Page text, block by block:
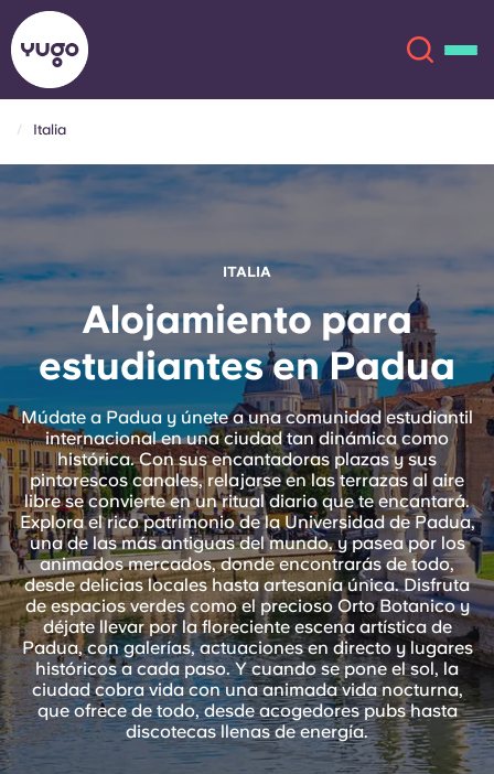
Acerca de
Cuenta Idioma
English (GB)
English (US)
Chinese
Español
Català
Elige un país
Elige una ciudad
Elige una residencia
Iniciar sesión
Reserva ahora
Català Deutsch
Italian French
Portuguese
Italia
ITALIA
Alojamiento para
estudiantes en Padua
Múdate a Padua y únete a una comunidad estudiantil
internacional en una ciudad tan dinámica como
histórica. Con sus encantadoras plazas y sus
pintorescos canales, relajarse en las terrazas al aire
libre se convierte en un ritual diario que te encantará.
Explora el rico patrimonio de la Universidad de Padua,
una de las más antiguas del mundo, y pasea por los
animados mercados, donde encontrarás de todo,
desde delicias locales hasta artesanía única. Disfruta
de espacios verdes como el precioso Orto Botanico y
déjate llevar por la floreciente escena artística de
Padua, con galerías, actuaciones en directo y lugares
históricos a cada paso. Y cuando se pone el sol, la
ciudad cobra vida con una animada vida nocturna,
que ofrece de todo, desde acogedores pubs hasta
discotecas llenas de energía.